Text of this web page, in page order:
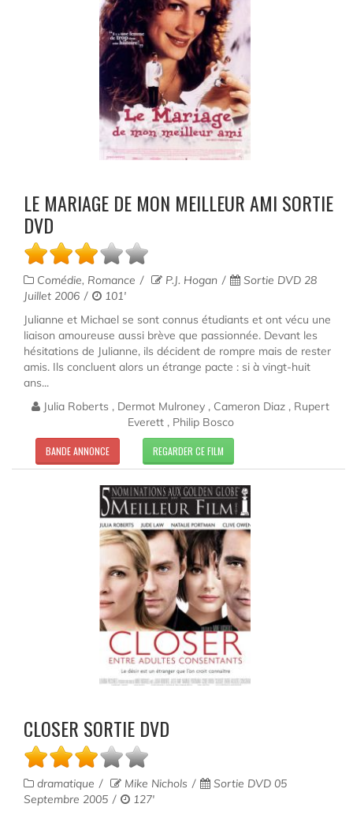
LE MARIAGE DE MON MEILLEUR AMI SORTIE
DVD
Comédie, Romance P.J. Hogan
Sortie DVD 28
Juillet 2006
101'
Julianne et Michael se sont connus étudiants et ont vécu une
liaison amoureuse aussi brève que passionnée. Devant les
hésitations de Julianne, ils décident de rompre mais de rester
amis. Ils concluent alors un étrange pacte : si à vingt-huit
ans...
Julia Roberts , Dermot Mulroney , Cameron Diaz , Rupert
Everett , Philip Bosco
BANDE ANNONCE REGARDER CE FILM
CLOSER SORTIE DVD
dramatique Mike Nichols
Sortie DVD 05
Septembre 2005
127'